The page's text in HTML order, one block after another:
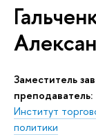
заместитель заведующего кафедрой, старший
преподаватель:
Институт
политики